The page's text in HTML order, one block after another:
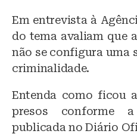
Em entrevista à
do tema avaliam que
não se configura uma
criminalidade.
Entenda como ficou
presos conforme
publicada no Diário